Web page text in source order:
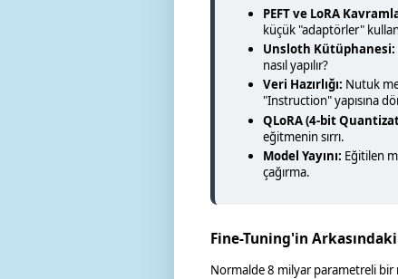
PEFT ve LoRA
küçük "adaptörler"
Unsloth Kütüphanesi:
nasıl yapılır?
Veri Hazırlığı: Nutuk
"Instruction" yapısına
QLoRA (4-bit
eğitmenin sırrı.
Model Yayını: Eğitilen
çağırma.
Fine-Tuning'in
Normalde 8 milyar parametreli bir